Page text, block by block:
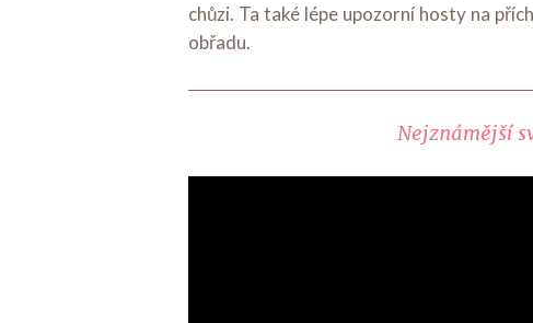
chůzi. Ta také lépe upozorní hosty na
obřadu.
Nejznámější